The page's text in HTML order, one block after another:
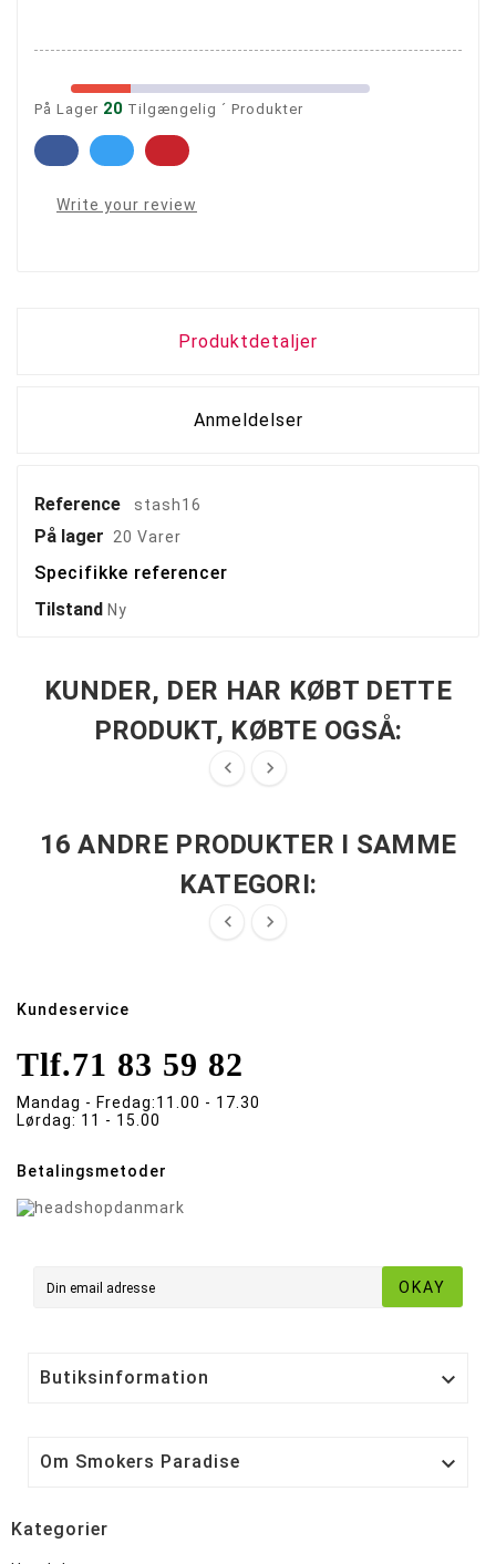
På Lager 20 Tilgængelig ´ Produkter
Write your review
Produktdetaljer
Anmeldelser
Reference stash16
På lager 20 Varer
Specifikke referencer
Tilstand Ny
KUNDER, DER HAR KØBT DETTE
PRODUKT, KØBTE OGSÅ:
 
16 ANDRE PRODUKTER I SAMME
KATEGORI:
 
Kundeservice
Tlf.71 83 59 82
Mandag - Fredag:11.00 - 17.30
Lørdag: 11 - 15.00
Betalingsmetoder
OKAY
Butiksinformation 
Om Smokers Paradise 
Kategorier